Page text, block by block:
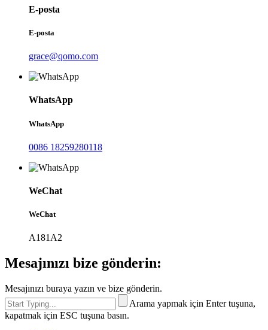
E-posta
E-posta
grace@qomo.com
WhatsApp
WhatsApp
0086 18259280118
WeChat
WeChat
A181A2
Mesajınızı bize gönderin:
Mesajınızı buraya yazın ve bize gönderin.
Arama yapmak için Enter tuşuna,
kapatmak için ESC tuşuna basın.